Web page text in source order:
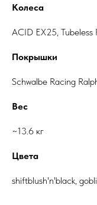
Колеса
ACID EX25, Tubeless
Покрышки
Schwalbe Racing
Вес
~13.6 кг
Цвета
shiftblush'n'black,